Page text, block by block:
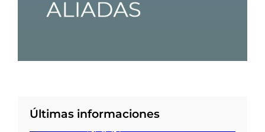
Últimas informaciones